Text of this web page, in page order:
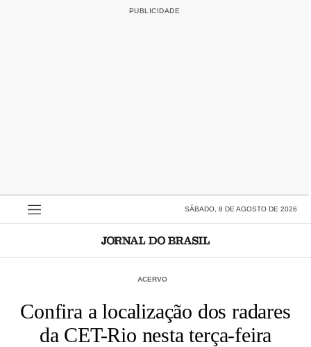
SÁBADO, 8 DE AGOSTO DE 2026
ACERVO
Confira a localização dos radares
da CET-Rio nesta terça-feira